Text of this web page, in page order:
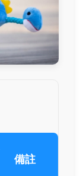
備註